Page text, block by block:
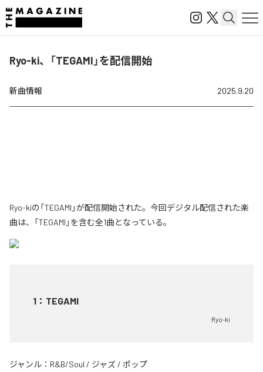
Ryo-ki、「TEGAMI」を配信開始
新曲情報 2025.9.20
Ryo-kiの「TEGAMI」が配信開始された。今回デジタル配信された楽
曲は、「TEGAMI」を含む全1曲となっている。
1 ： TEGAMI
Ryo-ki
ジャンル： R&B/Soul / ジャズ / ポップ